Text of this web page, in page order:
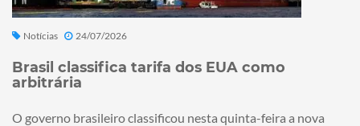
Notícias 24/07/2026
Brasil classifica tarifa dos EUA como
arbitrária
O governo brasileiro classificou nesta quinta-feira a nova